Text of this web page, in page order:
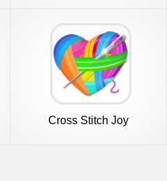
Cross Stitch Joy